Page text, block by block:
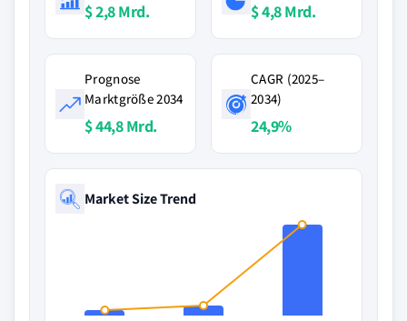
$ 2,8 Mrd. $ 4,8 Mrd.
Prognose
Marktgröße 2034
$ 44,8 Mrd.
CAGR (2025–
2034)
24,9%
Market Size Trend